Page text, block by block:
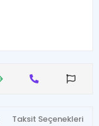
Taksit Seçenekleri